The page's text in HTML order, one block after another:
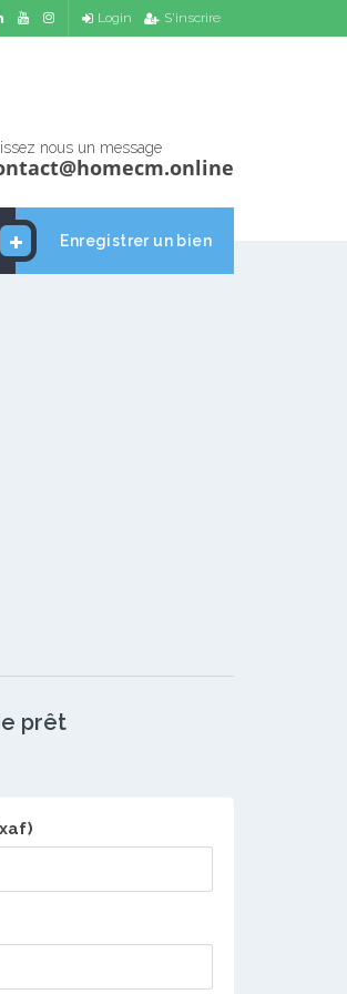
Login S'inscrire
nous un message
Enregistrer un bien
prêt